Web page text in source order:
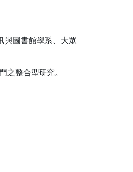
與圖書館學系、大眾
整合型研究。